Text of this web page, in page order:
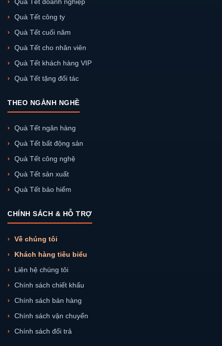
Quà Tết doanh nghiệp
Quà Tết công ty
Quà Tết cuối năm
Quà Tết cho nhân viên
Quà Tết khách hàng VIP
Quà Tết tặng đối tác
THEO NGÀNH NGHỀ
Quà Tết ngân hàng
Quà Tết bất động sản
Quà Tết công nghệ
Quà Tết sản xuất
Quà Tết bảo hiểm
CHÍNH SÁCH & HỖ TRỢ
Về chúng tôi
Khách hàng tiêu biểu
Liên hệ chúng tôi
Chính sách chiết khấu
Chính sách bán hàng
Chính sách vận chuyển
Chính sách đổi trả